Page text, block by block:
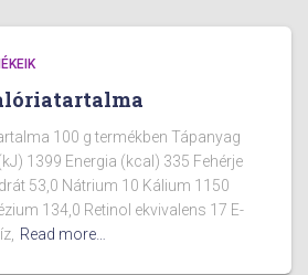
100 g termékben Tápanyag
1399 Energia (kcal) 335 Fehérje
53,0 Nátrium 10 Kálium 1150
134,0 Retinol ekvivalens 17 E-
Read more…